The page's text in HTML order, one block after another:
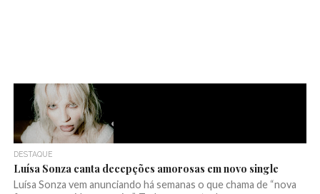
DESTAQUE
Luísa Sonza canta decepções amorosas em novo single
Luísa Sonza vem anunciando há semanas o que chama de “nova